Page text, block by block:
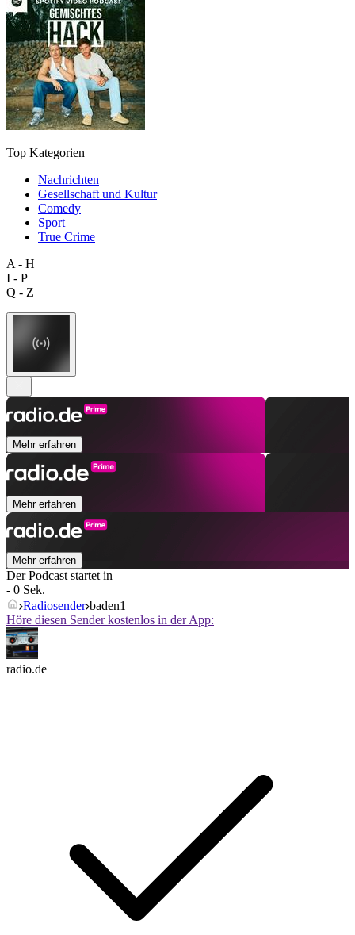
Top Kategorien
Nachrichten
Gesellschaft und Kultur
Comedy
Sport
True Crime
A - H
I - P
Q - Z
Mehr erfahren
Mehr erfahren
Mehr erfahren
Der Podcast startet in
- 0 Sek.
Radiosender baden1
Höre diesen Sender kostenlos in der App:
radio.de